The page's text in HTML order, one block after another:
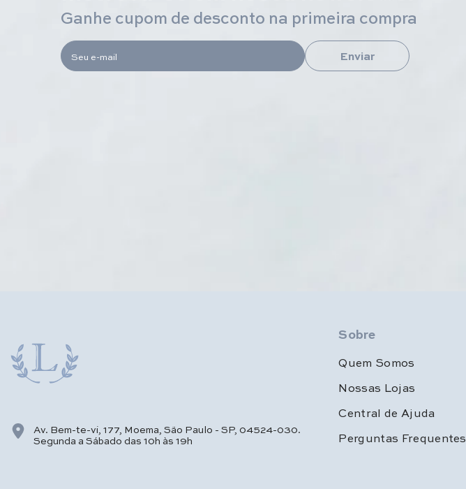
Ganhe cupom de desconto na primeira compra
Seu e-mail Enviar
Av. Bem-te-vi, 177, Moema, São Paulo - SP, 04524-030.
Segunda a Sábado das 10h às 19h
Sobre
Quem Somos
Nossas Lojas
Central de Ajuda
Perguntas Frequentes